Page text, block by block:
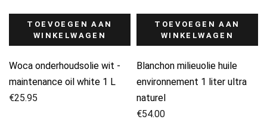
TOEVOEGEN AAN
WINKELWAGEN
Woca onderhoudsolie wit -
maintenance oil white 1 L
€25.95
TOEVOEGEN AAN
WINKELWAGEN
Blanchon milieuolie huile
environnement 1 liter ultra
naturel
€54.00